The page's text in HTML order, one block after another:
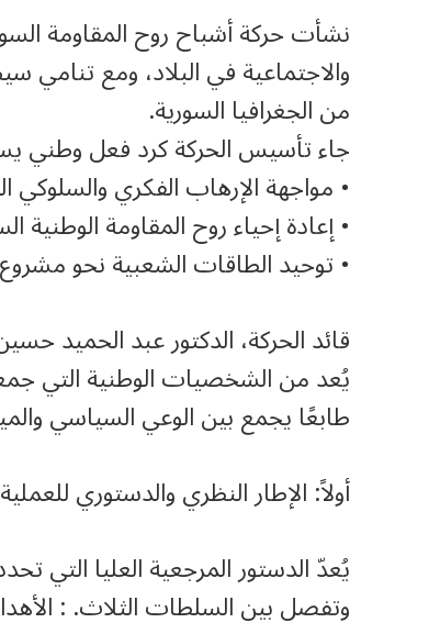
نشأت حركة أشباح روح المقاومة
والاجتماعية في البلاد، ومع تنامي
من الجغرافيا السورية.
جاء تأسيس الحركة كرد فعل وطني
• مواجهة الإرهاب الفكري والسلوكي
• إعادة إحياء روح المقاومة الوطنية
• توحيد الطاقات الشعبية نحو
قائد الحركة، الدكتور عبد الحميد
يُعد من الشخصيات الوطنية التي
طابعًا يجمع بين الوعي السياسي
أولاً: الإطار النظري والدستوري للعملية
يُعدّ الدستور المرجعية العليا التي
وتفصل بين السلطات الثلاث. :